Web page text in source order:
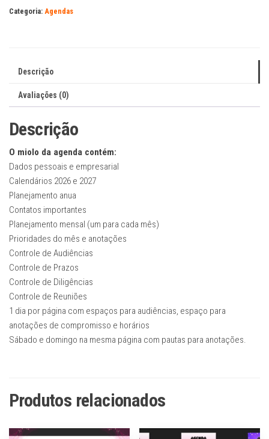
Processos
Categoria: Agendas
Descrição
Avaliações (0)
Descrição
O miolo da agenda contém:
Dados pessoais e empresarial
Calendários 2026 e 2027
Planejamento anua
Contatos importantes
Planejamento mensal (um para cada mês)
Prioridades do mês e anotações
Controle de Audiências
Controle de Prazos
Controle de Diligências
Controle de Reuniões
1 dia por página com espaços para audiências, espaço para
anotações de compromisso e horários
Sábado e domingo na mesma página com pautas para anotações.
Produtos relacionados